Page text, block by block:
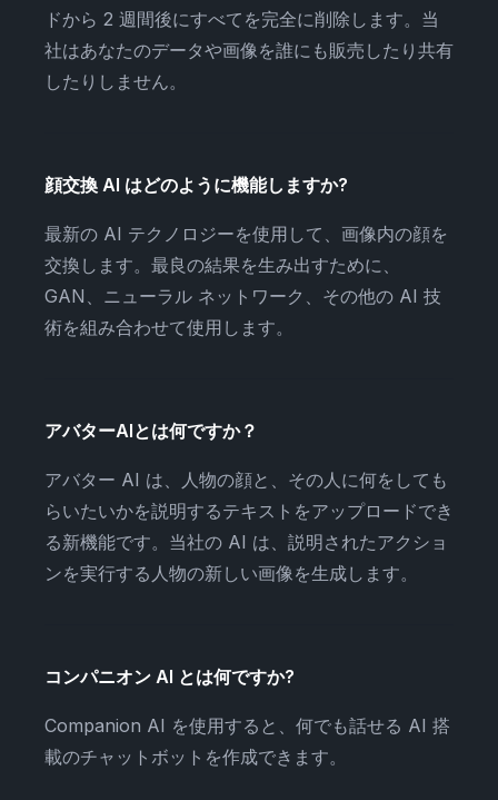
ドから 2 週間後にすべてを完全に削除します。当
社はあなたのデータや画像を誰にも販売したり共有
したりしません。
顔交換 AI はどのように機能しますか?
最新の AI テクノロジーを使用して、画像内の顔を
交換します。最良の結果を生み出すために、
GAN、ニューラル ネットワーク、その他の AI 技
術を組み合わせて使用します。
アバターAIとは何ですか？
アバター AI は、人物の顔と、その人に何をしても
らいたいかを説明するテキストをアップロードでき
る新機能です。当社の AI は、説明されたアクショ
ンを実行する人物の新しい画像を生成します。
コンパニオン AI とは何ですか?
Companion AI を使用すると、何でも話せる AI 搭
載のチャットボットを作成できます。